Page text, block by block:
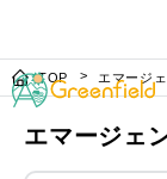
TOP エマージ
エマージェ